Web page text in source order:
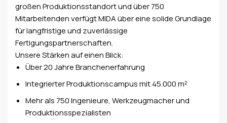
großen Produktionsstandort und über 750
Mitarbeitenden verfügt MIDA über eine solide Grundlage
für langfristige und zuverlässige
Fertigungspartnerschaften.
Unsere Stärken auf einen Blick:
Über 20 Jahre Branchenerfahrung
Integrierter Produktionscampus mit 45.000 m²
Mehr als 750 Ingenieure, Werkzeugmacher und
Produktionsspezialisten